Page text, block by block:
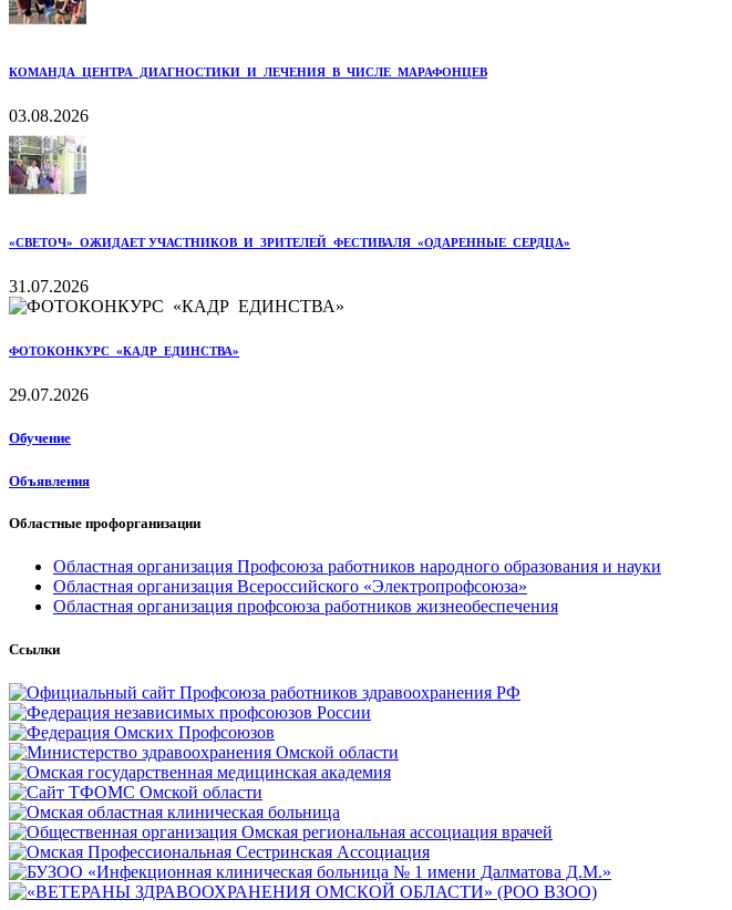
КОМАНДА ЦЕНТРА ДИАГНОСТИКИ И ЛЕЧЕНИЯ В ЧИСЛЕ МАРАФОНЦЕВ
03.08.2026
«СВЕТОЧ» ОЖИДАЕТ УЧАСТНИКОВ И ЗРИТЕЛЕЙ ФЕСТИВАЛЯ «ОДАРЕННЫЕ СЕРДЦА»
31.07.2026
ФОТОКОНКУРС «КАДР ЕДИНСТВА»
29.07.2026
Обучение
Объявления
Областные профорганизации
Областная организация Профсоюза работников народного образования и науки
Областная организация Всероссийского «Электропрофсоюза»
Областная организация профсоюза работников жизнеобеспечения
Ссылки